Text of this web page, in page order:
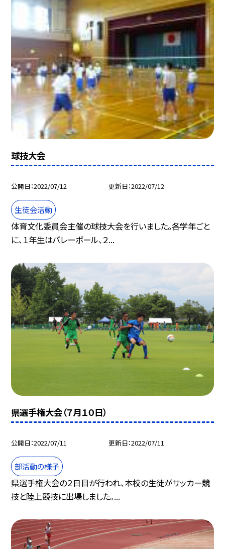
球技大会
公開日 2022/07/12 更新日 2022/07/12
生徒会活動
体育文化委員会主催の球技大会を行いました。各学年ごと
に、１年生はバレーボール、２...
県選手権大会（７月１０日）
公開日 2022/07/11 更新日 2022/07/11
部活動の様子
県選手権大会の２日目が行われ、本校の生徒がサッカー競
技と陸上競技に出場しました。...